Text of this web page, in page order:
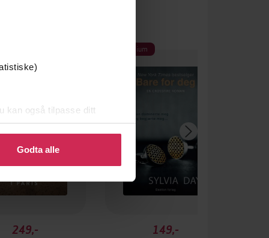
kan også tilpasse ditt
eller endre ditt samtykke.
Godta alle
249,-
Premium
149,-